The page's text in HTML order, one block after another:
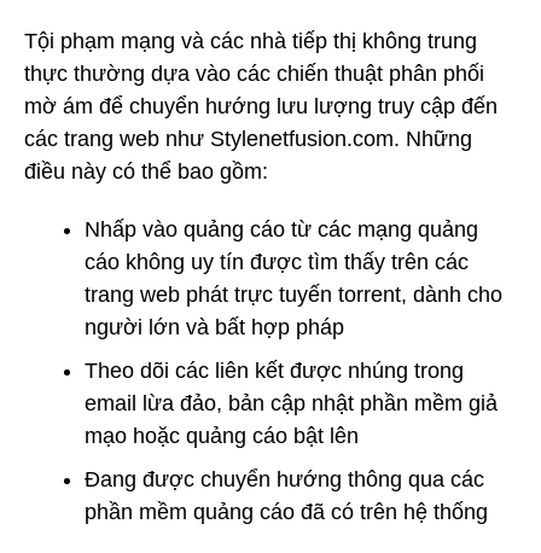
Tội phạm mạng và các nhà tiếp thị không trung
thực thường dựa vào các chiến thuật phân phối
mờ ám để chuyển hướng lưu lượng truy cập đến
các trang web như Stylenetfusion.com. Những
điều này có thể bao gồm:
Nhấp vào quảng cáo từ các mạng quảng
cáo không uy tín được tìm thấy trên các
trang web phát trực tuyến torrent, dành cho
người lớn và bất hợp pháp
Theo dõi các liên kết được nhúng trong
email lừa đảo, bản cập nhật phần mềm giả
mạo hoặc quảng cáo bật lên
Đang được chuyển hướng thông qua các
phần mềm quảng cáo đã có trên hệ thống